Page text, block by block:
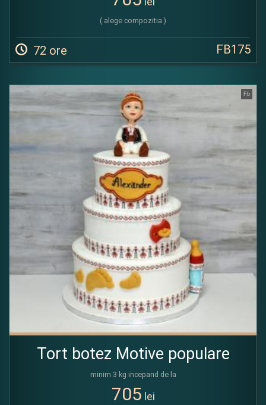
( alege compozitia )
72 ore FB175
Fb
Tort botez Motive populare
minim 3 kg incepand de la
705 lei